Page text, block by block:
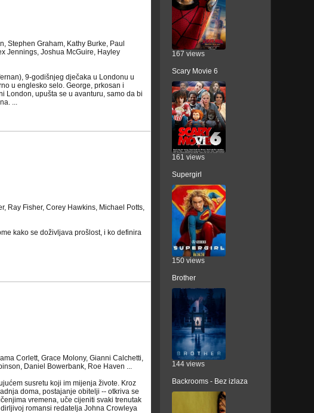
Stephen Graham, Kathy Burke, Paul
Jennings, Joshua McGuire, Hayley
9-godišnjeg dječaka u Londonu u
u englesko selo. George, prkosan i
London, upušta se u avanturu, samo da bi
...
Ray Fisher, Corey Hawkins, Michael Potts,
kako se doživljava prošlost, i ko definira
Corlett, Grace Molony, Gianni Calchetti,
Daniel Bowerbank, Roe Haven ...
susretu koji im mijenja živote. Kroz
doma, postajanje obitelji -- otkriva se
vremena, uče cijeniti svaki trenutak
romansi redatelja Johna Crowleya
167 views
Scary Movie 6
161 views
Supergirl
150 views
Brother
144 views
Backrooms - Bez izlaza